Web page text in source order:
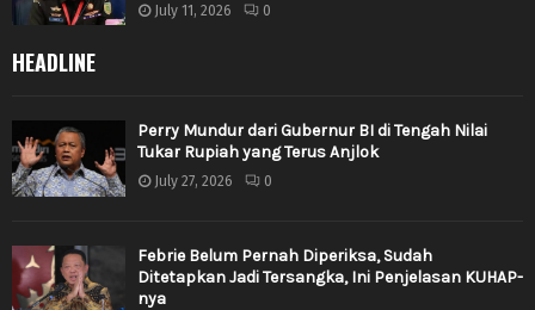
July 11, 2026 0
HEADLINE
Perry Mundur dari Gubernur BI di Tengah Nilai
Tukar Rupiah yang Terus Anjlok
July 27, 2026 0
Febrie Belum Pernah Diperiksa, Sudah
Ditetapkan Jadi Tersangka, Ini Penjelasan KUHAP-
nya